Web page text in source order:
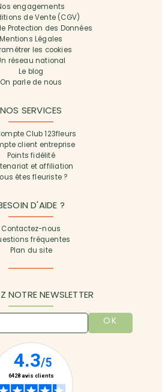
engagements
de Vente (CGV)
Protection des Données
Mentions Légales
les cookies
réseau national
Le blog
On parle de nous
NOS SERVICES
Club 123fleurs
client entreprise
Points fidélité
et affiliation
êtes fleuriste ?
D'AIDE ?
Contactez-nous
fréquentes
Plan du site
NOTRE NEWSLETTER
OK